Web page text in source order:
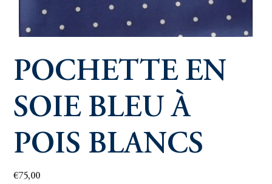
POCHETTE EN
SOIE BLEU À
POIS BLANCS
Prix
€75,00